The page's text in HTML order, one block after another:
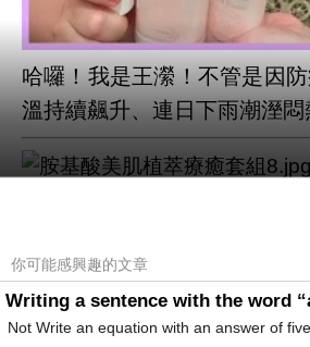
哈囉！我是王瀠 ！不管是因
溫持續飆升、連日下雨潮溼悶
延伸閱讀
你可能感興趣的文章
Writing a sentence with the word
Not Write an equation with an answer of